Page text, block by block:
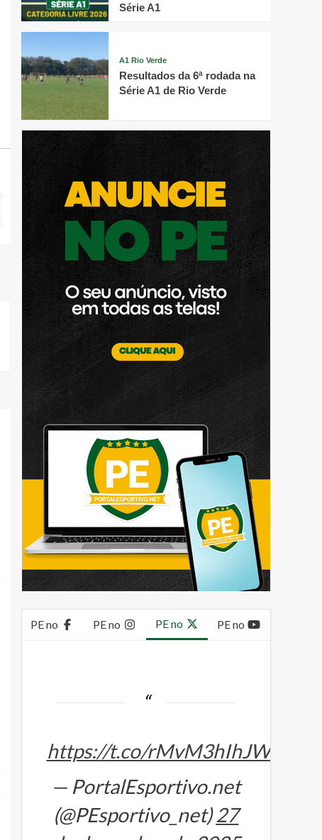
Série A1
A1 Rio Verde
Resultados da 6ª rodada na
Série A1 de Rio Verde
PE no PE no PE no PE no
https://t.co/rMvM3hIhJW
— PortalEsportivo.net
(@PEsportivo_net)27